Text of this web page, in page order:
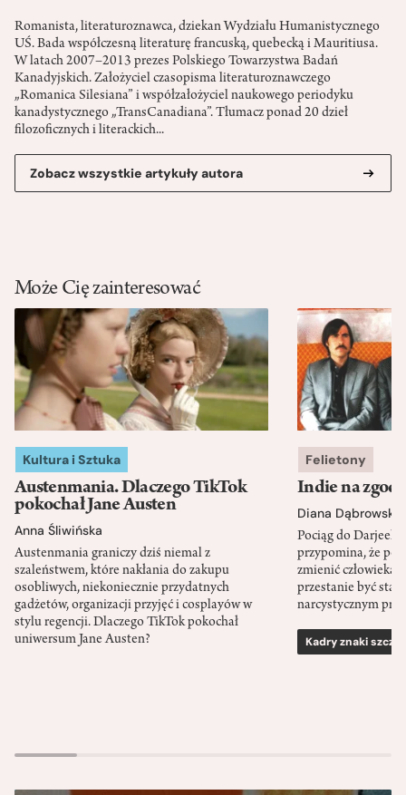
Romanista, literaturoznawca, dziekan Wydziału Humanistycznego
UŚ. Bada współczesną literaturę francuską, quebecką i Mauritiusa.
W latach 2007–2013 prezes Polskiego Towarzystwa Badań
Kanadyjskich. Założyciel czasopisma literaturoznawczego
„Romanica Silesiana” i współzałożyciel naukowego periodyku
kanadystycznego „TransCanadiana”. Tłumacz ponad 20 dzieł
filozoficznych i literackich...
Zobacz wszystkie artykuły autora
Może Cię zainteresować
Kultura i Sztuka
Austenmania. Dlaczego TikTok
pokochał Jane Austen
Anna Śliwińska
Austenmania graniczy dziś niemal z
szaleństwem, które nakłania do zakupu
osobliwych, niekoniecznie przydatnych
gadżetów, organizacji przyjęć i cosplayów w
stylu regencji. Dlaczego TikTok pokochał
uniwersum Jane Austen?
Felietony
Indie na
Diana Dąbrowska
Pociąg do
przypomina, że
zmienić człowieka
przestanie być
narcystycznym
Kadry znaki